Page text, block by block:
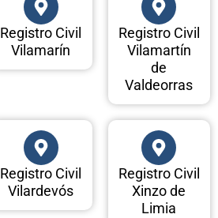
Registro Civil
Vilamarín
Registro Civil
Vilamartín
de
Valdeorras
Registro Civil
Vilardevós
Registro Civil
Xinzo de
Limia